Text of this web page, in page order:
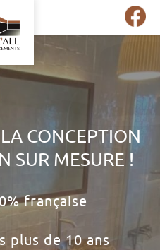
CONCEPTION
SUR MESURE !
française
plus de 10 ans